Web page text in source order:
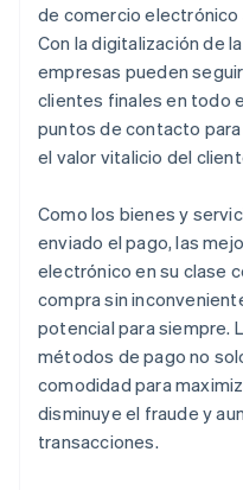
de comercio electrónico
Con la digitalización de
empresas pueden
clientes finales en todo
puntos de contacto
el valor vitalicio del
Como los bienes y
enviado el pago, las
electrónico en su clase
compra sin
potencial para siempre.
métodos de pago no
comodidad para
disminuye el fraude y
transacciones.